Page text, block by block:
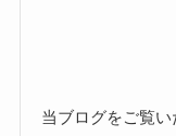
当ブログをご覧い